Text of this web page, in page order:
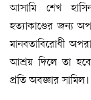
আসামি শেখ
হত্যাকাণ্ডের জন্য
মানবতাবিরোধী
আশ্রয় দিলে তা
প্রতি অবজ্ঞার সামিল।